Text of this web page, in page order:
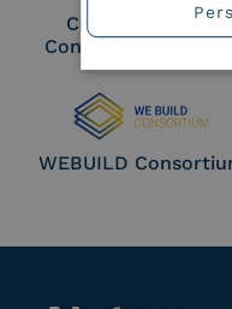
Cloud Signature
Consortium Member
WEBUILD